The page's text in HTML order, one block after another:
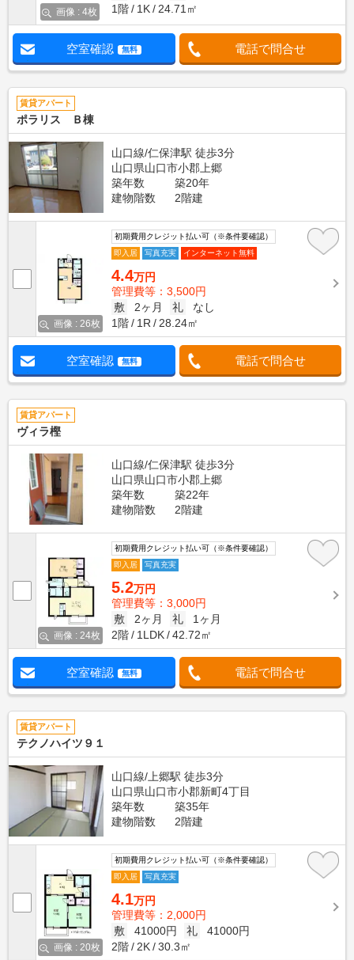
画像 : 4枚
1階
1K 24.71㎡
空室確認 無料 電話で問合せ
賃貸アパート
ポラリス Ｂ棟
山口線/仁保津駅 徒歩3分
山口県山口市小郡上郷
築年数
築20年
建物階数
2階建
画像 : 26枚
初期費用クレジット払い可（※条件要確認）
即入居
写真充実 インターネット無料
4.4万円
管理費等：3,500円
敷
2ヶ月 礼
なし
1階
1R 28.24㎡
空室確認 無料 電話で問合せ
賃貸アパート
ヴィラ樫
山口線/仁保津駅 徒歩3分
山口県山口市小郡上郷
築年数
築22年
建物階数
2階建
画像 : 24枚
初期費用クレジット払い可（※条件要確認）
即入居
写真充実
5.2万円
管理費等：3,000円
敷
2ヶ月 礼
1ヶ月
2階
1LDK 42.72㎡
空室確認 無料 電話で問合せ
賃貸アパート
テクノハイツ９１
山口線/上郷駅 徒歩3分
山口県山口市小郡新町4丁目
築年数
築35年
建物階数
2階建
画像 : 20枚
初期費用クレジット払い可（※条件要確認）
即入居
写真充実
4.1万円
管理費等：2,000円
敷
41000円 礼
41000円
2階
2K 30.3㎡